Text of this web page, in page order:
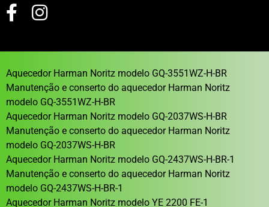
Aquecedor Harman Noritz modelo GQ-3551WZ-H-BR
Manutenção e conserto do aquecedor Harman Noritz
modelo GQ-3551WZ-H-BR
Aquecedor Harman Noritz modelo GQ-2037WS-H-BR
Manutenção e conserto do aquecedor Harman Noritz
modelo GQ-2037WS-H-BR
Aquecedor Harman Noritz modelo GQ-2437WS-H-BR-1
Manutenção e conserto do aquecedor Harman Noritz
modelo GQ-2437WS-H-BR-1
Aquecedor Harman Noritz modelo YE 2200 FE-1